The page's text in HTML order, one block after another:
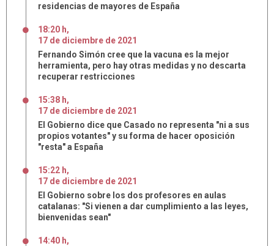
residencias de mayores de España
18:20 h,
17 de diciembre de 2021
Fernando Simón cree que la vacuna es la mejor
herramienta, pero hay otras medidas y no descarta
recuperar restricciones
15:38 h,
17 de diciembre de 2021
El Gobierno dice que Casado no representa "ni a sus
propios votantes" y su forma de hacer oposición
"resta" a España
15:22 h,
17 de diciembre de 2021
El Gobierno sobre los dos profesores en aulas
catalanas: "Si vienen a dar cumplimiento a las leyes,
bienvenidas sean"
14:40 h,